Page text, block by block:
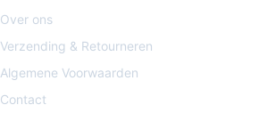
Over ons
Verzending & Retourneren
Algemene Voorwaarden
Contact